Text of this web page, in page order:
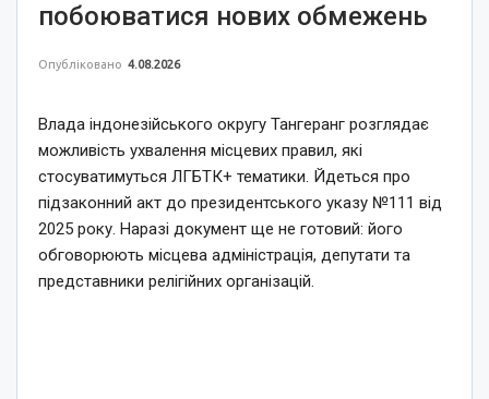
побоюватися нових обмежень
Опубліковано 4.08.2026
Влада індонезійського округу Тангеранг розглядає
можливість ухвалення місцевих правил, які
стосуватимуться ЛГБТК+ тематики. Йдеться про
підзаконний акт до президентського указу №111 від
2025 року. Наразі документ ще не готовий: його
обговорюють місцева адміністрація, депутати та
представники релігійних організацій.